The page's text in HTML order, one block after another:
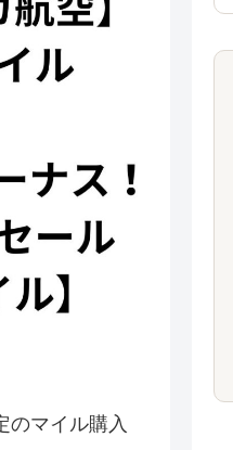
のマイル購入